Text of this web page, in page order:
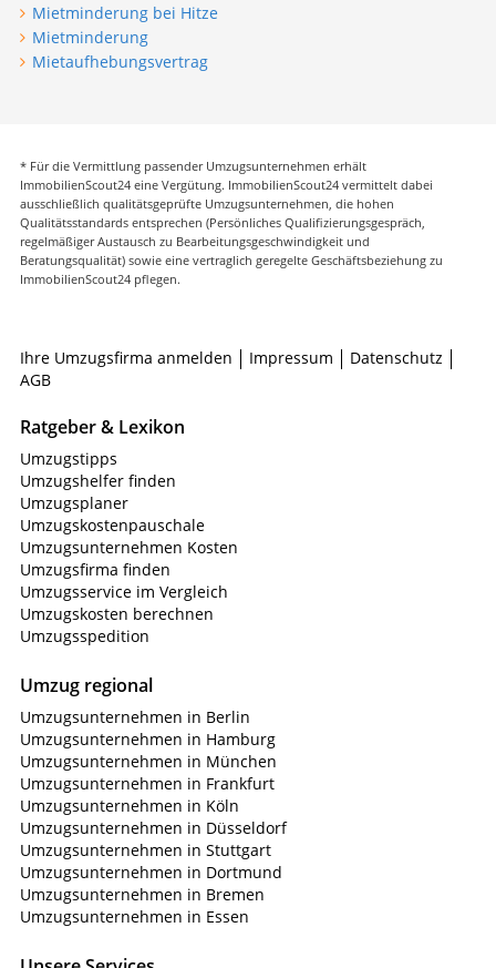
Mietminderung bei Hitze
Mietminderung
Mietaufhebungsvertrag
* Für die Vermittlung passender Umzugsunternehmen erhält
ImmobilienScout24 eine Vergütung. ImmobilienScout24 vermittelt dabei
ausschließlich qualitätsgeprüfte Umzugsunternehmen, die hohen
Qualitätsstandards entsprechen (Persönliches Qualifizierungsgespräch,
regelmäßiger Austausch zu Bearbeitungsgeschwindigkeit und
Beratungsqualität) sowie eine vertraglich geregelte Geschäftsbeziehung zu
ImmobilienScout24 pflegen.
Ihre Umzugsfirma anmelden Impressum
Datenschutz
AGB
Ratgeber & Lexikon
Umzugstipps
Umzugshelfer finden
Umzugsplaner
Umzugskostenpauschale
Umzugsunternehmen Kosten
Umzugsfirma finden
Umzugsservice im Vergleich
Umzugskosten berechnen
Umzugsspedition
Umzug regional
Umzugsunternehmen in Berlin
Umzugsunternehmen in Hamburg
Umzugsunternehmen in München
Umzugsunternehmen in Frankfurt
Umzugsunternehmen in Köln
Umzugsunternehmen in Düsseldorf
Umzugsunternehmen in Stuttgart
Umzugsunternehmen in Dortmund
Umzugsunternehmen in Bremen
Umzugsunternehmen in Essen